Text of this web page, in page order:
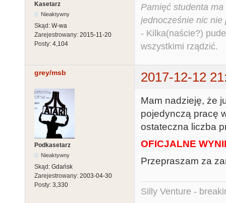
Kasetarz
Nieaktywny
Skąd: W-wa
Zarejestrowany: 2015-11-20
Posty: 4,104
Pamięć studenta
jednocześnie nic nie
- Kilka(naście?)
wszystkimi rządzić.
grey/msb 2017-12-12
Podkasetarz
Nieaktywny
Skąd: Gdańsk
Zarejestrowany: 2003-04-30
Posty: 3,330
Mam nadzieję, że
pojedynczą pracę
ostateczna liczba
OFICJALNE
Przepraszam za
Silly Venture -